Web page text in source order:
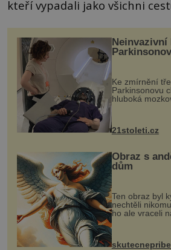
kteří vypadali jako všichni
Neinvazivní
Ke zmírnění
Parkinsonovu
hluboká
však vyžaduje
k dostatečně
21stoleti.cz
Obraz s
dům
Ten obraz byl
nechtěli
ho ale vraceli
manželem
chaloupku,
Čech, kde